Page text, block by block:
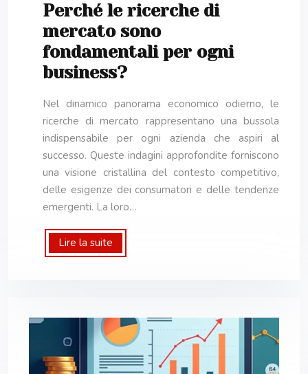
Perché le ricerche di
mercato sono
fondamentali per ogni
business?
Nel dinamico panorama economico odierno, le
ricerche di mercato rappresentano una bussola
indispensabile per ogni azienda che aspiri al
successo. Queste indagini approfondite forniscono
una visione cristallina del contesto competitivo,
delle esigenze dei consumatori e delle tendenze
emergenti. La loro…
Lire la suite